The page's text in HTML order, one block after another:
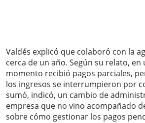
Valdés explicó que colaboró con la
cerca de un año. Según su relato,
momento recibió pagos parciales,
los ingresos se interrumpieron por
sumó, indicó, un cambio de
empresa que no vino acompañado
sobre cómo gestionar los pagos